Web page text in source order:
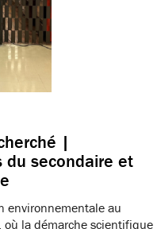
|
du secondaire et
environnementale au
la démarche scientifique